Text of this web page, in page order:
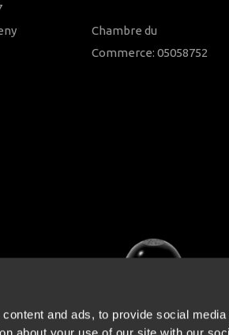
and ads, to provide social
Chambre du
Commerce: 05058752